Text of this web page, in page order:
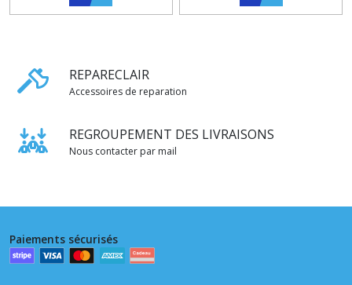
REPARECLAIR
Accessoires de reparation
REGROUPEMENT DES LIVRAISONS
Nous contacter par mail
Paiements sécurisés